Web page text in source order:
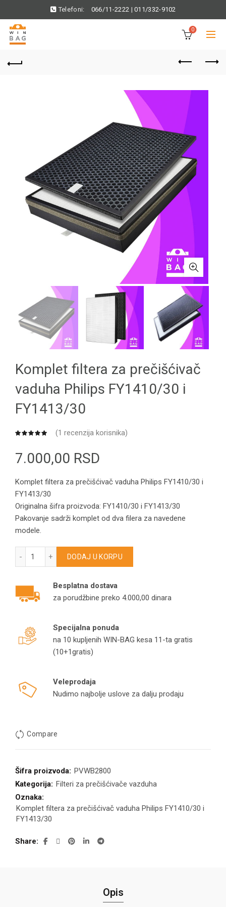
Telefoni: 066/11-2222 |011/332-9102
0
Komplet filtera za prečišćivač
vaduha Philips FY1410/30 i
FY1413/30
(1 recenzija korisnika)
7.000,00 RSD
Komplet filtera za prečišćivač vaduha Philips FY1410/30 i
FY1413/30
Originalna šifra proizvoda: FY1410/30 i FY1413/30
Pakovanje sadrži komplet od dva filera za navedene
modele.
Komplet filtera za prečišćivač vaduha Philips FY1410/30 i
DODAJ U KORPU
Besplatna dostava
za porudžbine preko 4.000,00 dinara
Specijalna ponuda
na 10 kupljenih WIN-BAG kesa 11-ta gratis
(10+1gratis)
Veleprodaja
Nudimo najbolje uslove za dalju prodaju
Compare
Šifra proizvoda: PVWB2800
Kategorija: Filteri za prečišćivače vazduha
Oznaka:
Komplet filtera za prečišćivač vaduha Philips FY1410/30 i
FY1413/30
Share
Opis